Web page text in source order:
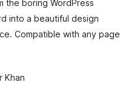
the boring WordPress
into a beautiful design
Compatible with any page
Khan